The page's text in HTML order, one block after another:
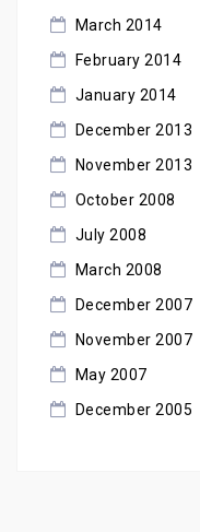
March 2014
February 2014
January 2014
December 2013
November 2013
October 2008
July 2008
March 2008
December 2007
November 2007
May 2007
December 2005